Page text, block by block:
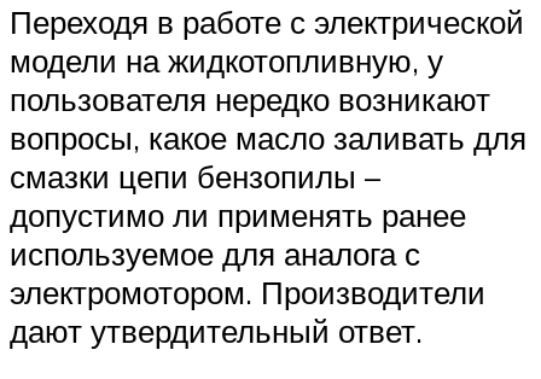
Переходя в работе с электрической
модели на жидкотопливную, у
пользователя нередко возникают
вопросы, какое масло заливать для
смазки цепи бензопилы –
допустимо ли применять ранее
используемое для аналога с
электромотором. Производители
дают утвердительный ответ.